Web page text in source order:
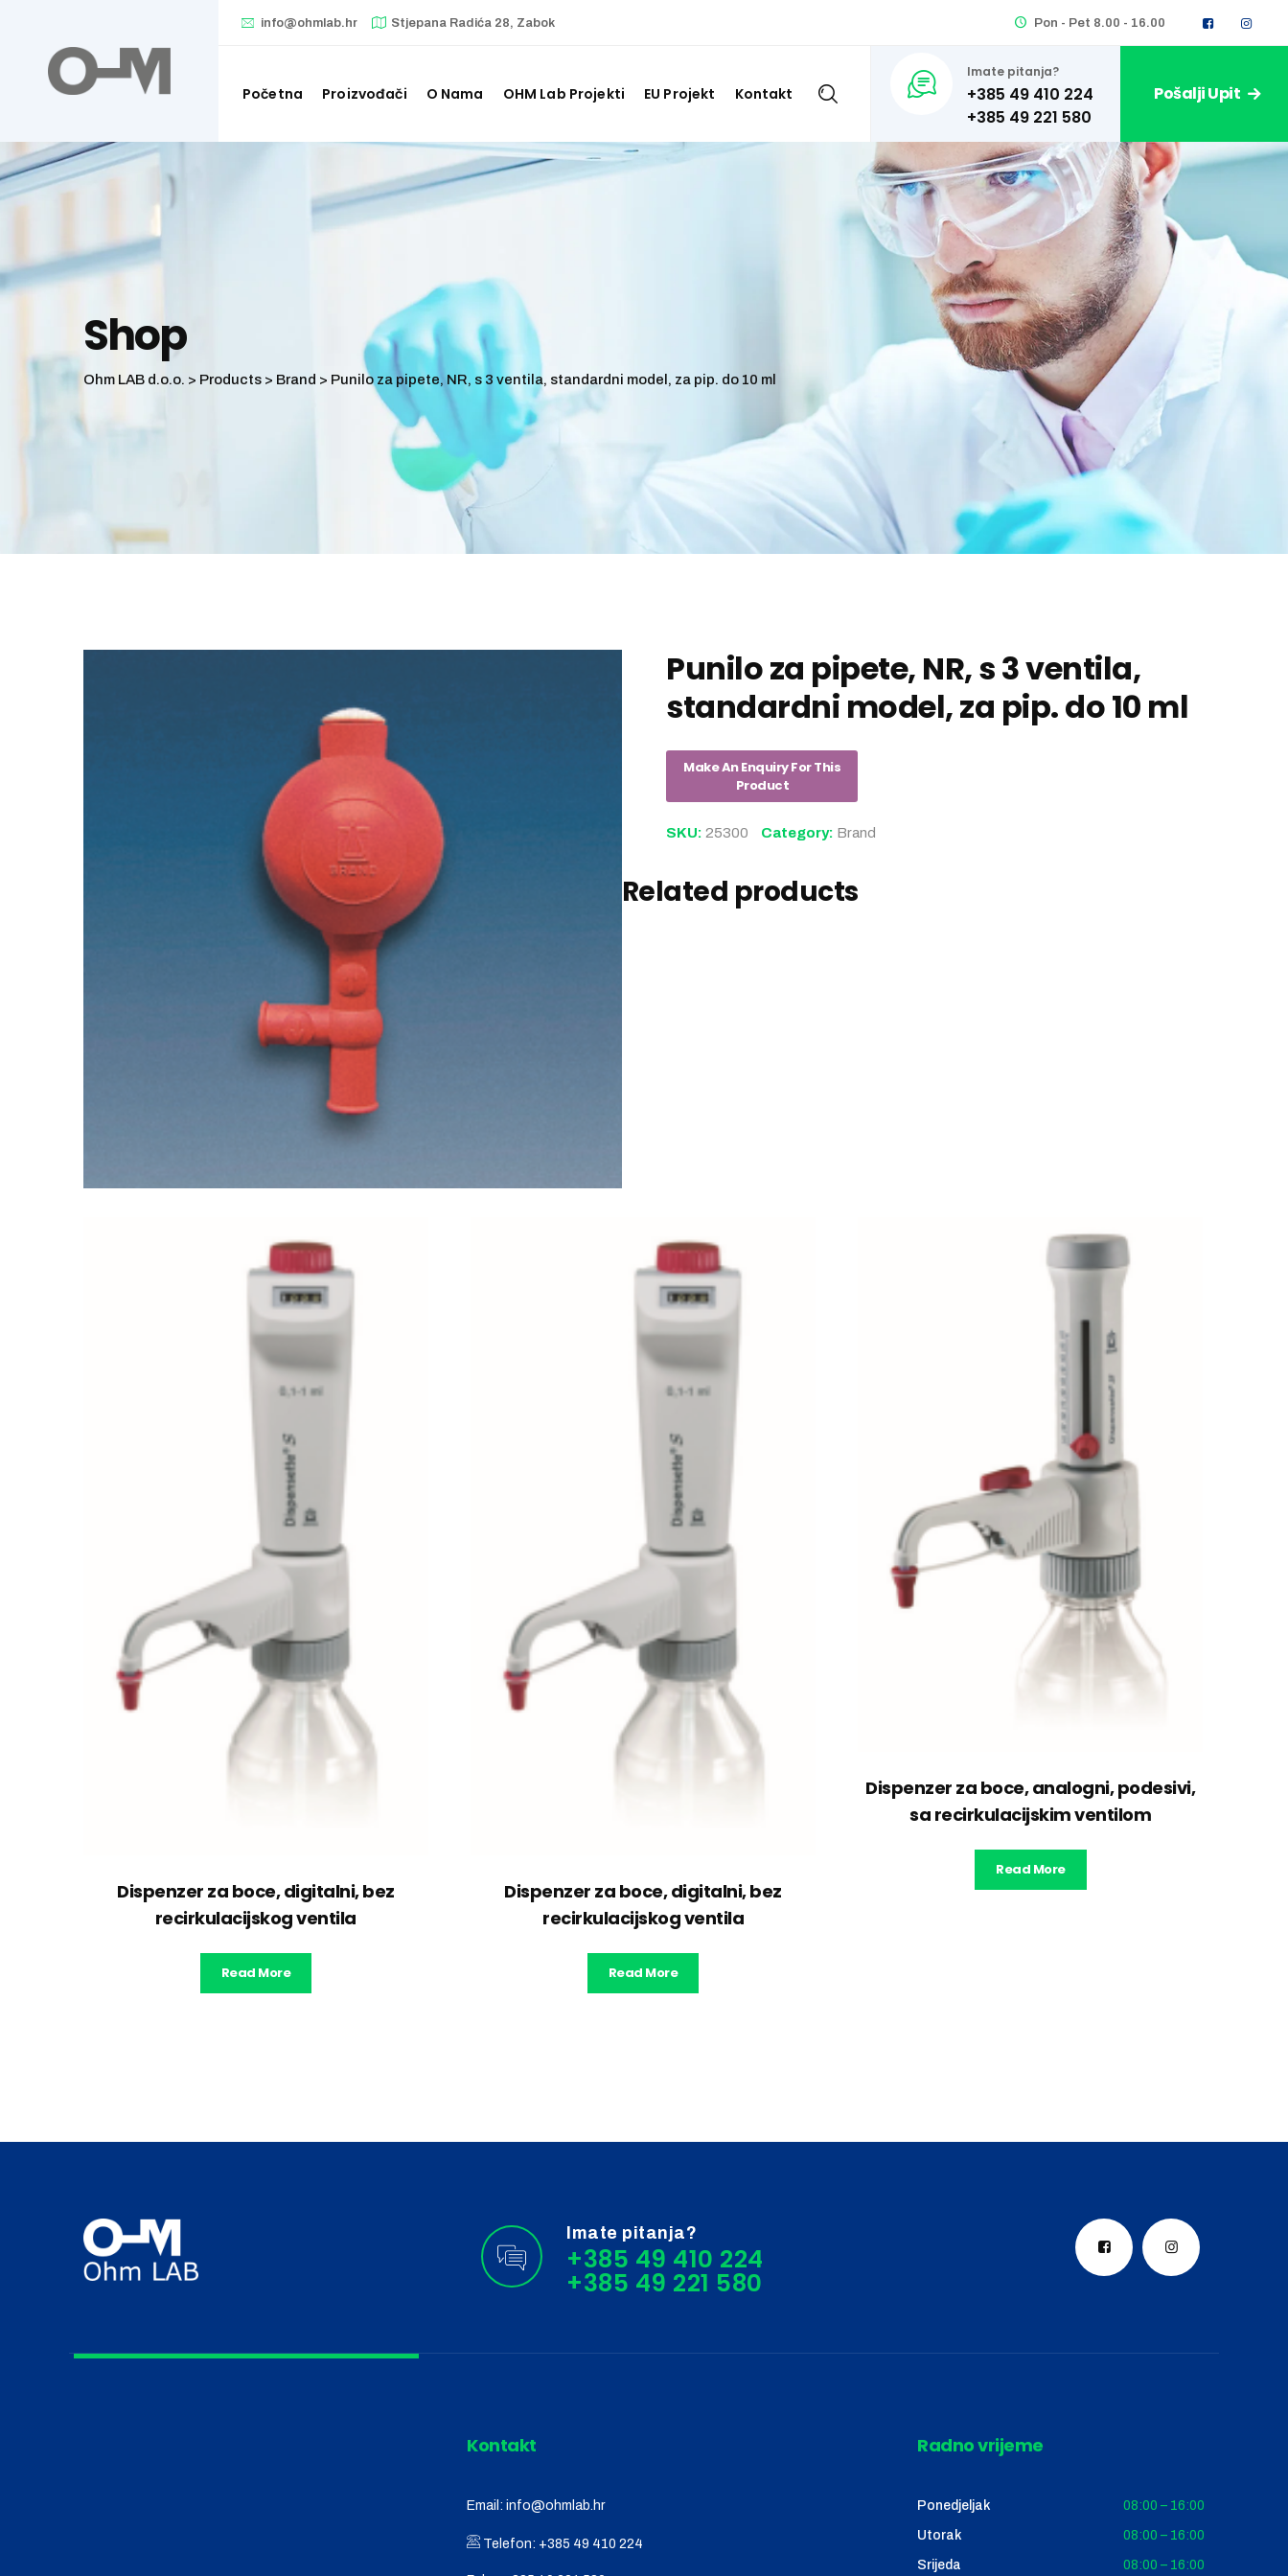
content
info@ohmlab.hr Stjepana Radića 28, Zabok Pon - Pet 8.00 - 16.00
Početna Proizvođači O Nama OHM Lab Projekti EU Projekt Kontakt
Imate pitanja?
+385 49 410 224 Pošalji Upit
Shop
Ohm LAB d.o.o. > Products > Brand > Punilo za pipete, NR, s 3 ventila, standardni model, za pip. do 10 ml
Punilo za pipete, NR, s 3 ventila,
standardni model, za pip. do 10 ml
SKU: 25300 Category: Brand
Related products
Dispenzer za boce, digitalni, bez
recirkulacijskog ventila
Read More
Dispenzer za boce, digitalni, bez
recirkulacijskog ventila
Read More
Dispenzer za boce, analogni, podesivi,
sa recirkulacijskim ventilom
Read More
Imate pitanja?
+385 49 410 224
Kontakt
Email: info@ohmlab.hr
Telefon: +385 49 410 224
Radno vrijeme
Ponedjeljak 08:00 – 16:00
Utorak 08:00 – 16:00
Srijeda 08:00 – 16:00